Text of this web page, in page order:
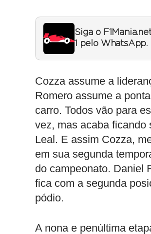
Siga o
1 pelo WhatsApp.
Cozza assume a
Romero assume a
carro. Todos vão para
vez, mas acaba ficando
Leal. E assim Cozza,
em sua segunda
do campeonato. Daniel
fica com a segunda
pódio.
A nona e penúltima